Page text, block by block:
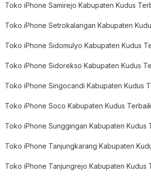
Toko iPhone Samirejo Kabupaten Kudus
Toko iPhone Setrokalangan Kabupaten
Toko iPhone Sidomulyo Kabupaten Kudus
Toko iPhone Sidorekso Kabupaten Kudus
Toko iPhone Singocandi Kabupaten Kudus
Toko iPhone Soco Kabupaten Kudus Terbaik
Toko iPhone Sunggingan Kabupaten Kudus
Toko iPhone Tanjungkarang Kabupaten
Toko iPhone Tanjungrejo Kabupaten Kudus